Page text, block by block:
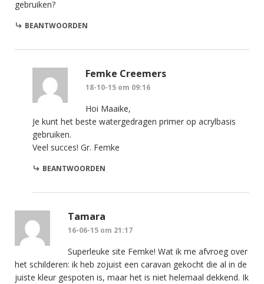
gebruiken?
BEANTWOORDEN
Femke Creemers
18-10-15 om 09:16
Hoi Maaike,
Je kunt het beste watergedragen primer op acrylbasis
gebruiken.
Veel succes! Gr. Femke
BEANTWOORDEN
Tamara
16-06-15 om 21:17
Superleuke site Femke! Wat ik me afvroeg over
het schilderen: ik heb zojuist een caravan gekocht die al in de
juiste kleur gespoten is, maar het is niet helemaal dekkend. Ik